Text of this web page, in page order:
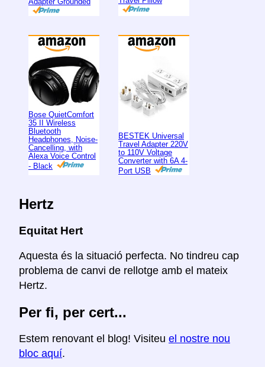
Bose QuietComfort
35 II Wireless
Bluetooth
Headphones, Noise-
Cancelling, with
Alexa Voice Control
- Black
BESTEK Universal
Travel Adapter 220V
to 110V Voltage
Converter with 6A 4-
Port USB
Hertz
Equitat Hert
Aquesta és la situació perfecta. No tindreu cap
problema de canvi de rellotge amb el mateix
Hertz.
Per fi, per cert...
Estem renovant el blog! Visiteu el nostre nou
bloc aquí.